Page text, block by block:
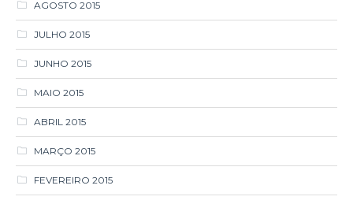
MAIO 2015
ABRIL 2015
MARÇO 2015
FEVEREIRO 2015
JANEIRO 2015
NOVEMBRO 2014
OUTUBRO 2014